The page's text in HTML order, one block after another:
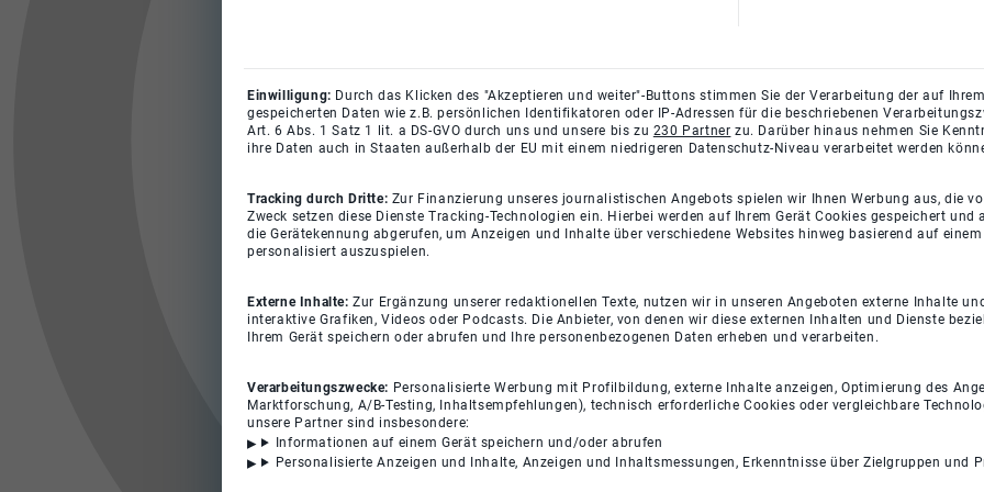
Einwilligung: Durch das Klicken des "Akzeptieren und weiter"-Buttons stimmen Sie der Verarbeitung der auf
gespeicherten Daten wie z.B. persönlichen Identifikatoren oder IP-Adressen für die beschriebenen
Art. 6 Abs. 1 Satz 1 lit. a DS-GVO durch uns und unsere bis zu 230 Partner zu. Darüber hinaus nehmen Sie
ihre Daten auch in Staaten außerhalb der EU mit einem niedrigeren Datenschutz-Niveau verarbeitet werden
Tracking durch Dritte: Zur Finanzierung unseres journalistischen Angebots spielen wir Ihnen Werbung aus, die
Zweck setzen diese Dienste Tracking-Technologien ein. Hierbei werden auf Ihrem Gerät Cookies gespeichert
die Gerätekennung abgerufen, um Anzeigen und Inhalte über verschiedene Websites hinweg basierend auf
personalisiert auszuspielen.
Externe Inhalte:Zur Ergänzung unserer redaktionellen Texte, nutzen wir in unseren Angeboten externe Inhalte
interaktive Grafiken, Videos oder Podcasts. Die Anbieter, von denen wir diese externen Inhalten und Dienste
Ihrem Gerät speichern oder abrufen und Ihre personenbezogenen Daten erheben und verarbeiten.
Verarbeitungszwecke: Personalisierte Werbung mit Profilbildung, externe Inhalte anzeigen, Optimierung des
Marktforschung, A/B-Testing, Inhaltsempfehlungen), technisch erforderliche Cookies oder vergleichbare
unsere Partner sind insbesondere:
Informationen auf einem Gerät speichern und/oder abrufen
Personalisierte Anzeigen und Inhalte, Anzeigen und Inhaltsmessungen, Erkenntnisse über Zielgruppen und